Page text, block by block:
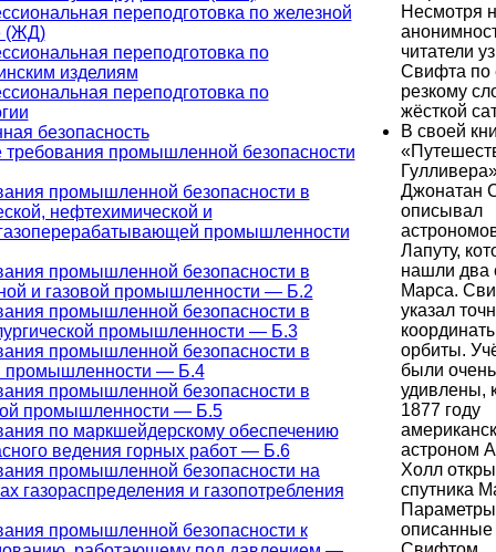
переподготовка по железной
(ЖД)
переподготовка по
изделиям
переподготовка по
безопасность
промышленной безопасности
промышленной безопасности в
нефтехимической и
промышленности
промышленной безопасности в
и газовой промышленности — Б.2
промышленной безопасности в
промышленности — Б.3
промышленной безопасности в
промышленности — Б.4
промышленной безопасности в
промышленности — Б.5
по маркшейдерскому обеспечению
ведения горных работ — Б.6
промышленной безопасности на
газораспределения и газопотребления
промышленной безопасности к
Несмотря
читатели
Свифта по
резкому
жёсткой
В своей
Джонатан
описывал
Лапуту,
нашли два
Марса.
указал
орбиты.
были очень
удивлены,
1877 году
астроном
Холл
спутника
описанные